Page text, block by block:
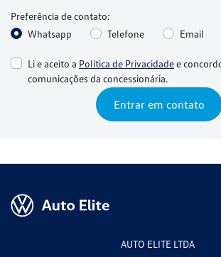
Preferência de contato:
Whatsapp
Telefone Email
Li e aceito a Política de Privacidadee
comunicações da concessionária.
Entrar em contato
AUTO ELITE LTDA